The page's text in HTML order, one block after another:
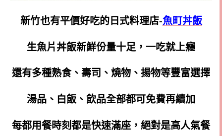
新竹也有平價好吃的日式料理店-魚町丼飯
生魚片丼飯新鮮份量十足，一吃就上癮
還有多種熟食、壽司、燒物、揚物等豐富選擇
湯品、白飯、飲品全部都可免費再續加
每都用餐時刻都是快速滿座，絕對是高人氣餐